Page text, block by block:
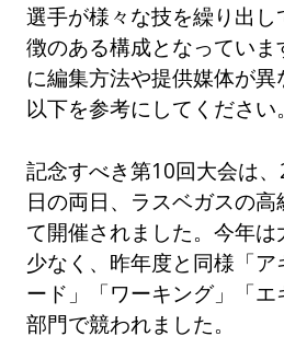
選手が様々な技を繰り出
徴のある構成となっていま
に編集方法や提供媒体が異
以下を参考にしてください。
記念すべき第10回大会は
日の両日、ラスベガスの
て開催されました。今年
少なく、昨年度と同様「
ード」「ワーキング」「
部門で競われました。